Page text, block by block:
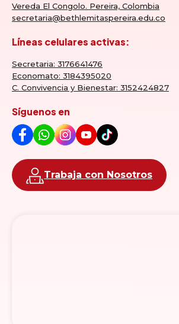
Vereda El Congolo. Pereira, Colombia
secretaria@bethlemitaspereira.edu.co
Líneas celulares activas:
Secretaria: 3176641476
Economato: 3184395020
C. Convivencia y Bienestar: 3152424827
Síguenos en
Trabaja con Nosotros